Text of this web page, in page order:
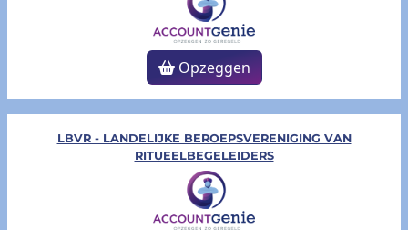
Opzeggen
LBVR - LANDELIJKE BEROEPSVERENIGING VAN
RITUEELBEGELEIDERS